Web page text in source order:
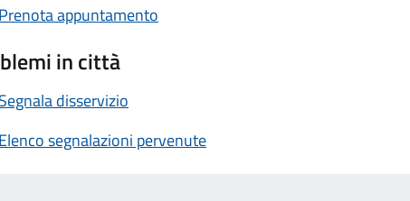
appuntamento
in città
disservizio
segnalazioni pervenute